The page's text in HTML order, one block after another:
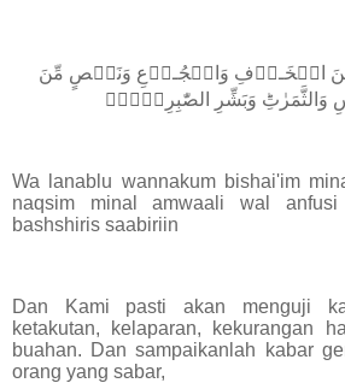
وَبَشِّرِ الصّٰبِرِيۡنَۙ
Wa lanablu wannakum bishai'im
naqsim minal amwaali wal
bashshiris saabiriin
Dan Kami pasti akan menguji
ketakutan, kelaparan, kekurangan
buahan. Dan sampaikanlah kabar
orang yang sabar,